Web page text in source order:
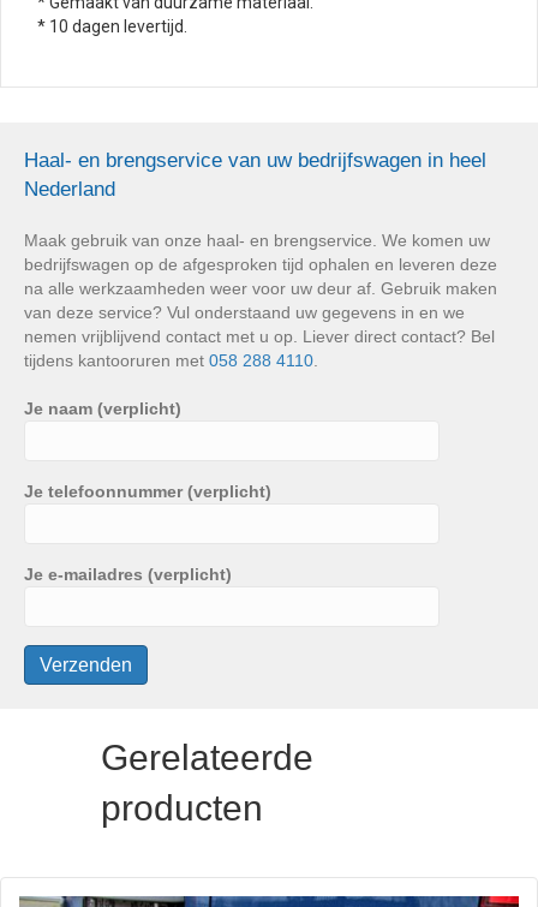
* 10 dagen levertijd.
Haal- en brengservice van uw bedrijfswagen in heel
Nederland
Maak gebruik van onze haal- en brengservice. We komen uw
bedrijfswagen op de afgesproken tijd ophalen en leveren deze
na alle werkzaamheden weer voor uw deur af. Gebruik maken
van deze service? Vul onderstaand uw gegevens in en we
nemen vrijblijvend contact met u op. Liever direct contact? Bel
tijdens kantooruren met 058 288 4110
Je naam (verplicht)
Je telefoonnummer (verplicht)
Je e-mailadres (verplicht)
Gerelateerde
producten